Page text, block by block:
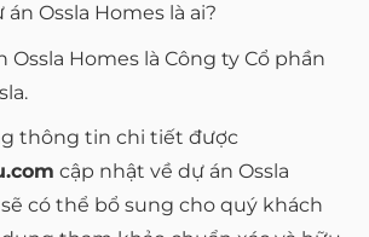
Ossla Homes là ai?
Ossla Homes là Công ty Cổ phần
thông tin chi tiết được
cập nhật về dự án Ossla
có thể bổ sung cho quý khách